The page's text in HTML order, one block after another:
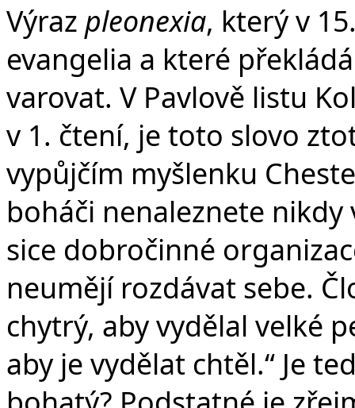
Výraz pleonexia, který v
evangelia a které
varovat. V Pavlově listu
v 1. čtení, je toto slovo
vypůjčím myšlenku
boháči nenaleznete
sice dobročinné
neumějí rozdávat sebe.
chytrý, aby vydělal velké
aby je vydělat chtěl.“ Je